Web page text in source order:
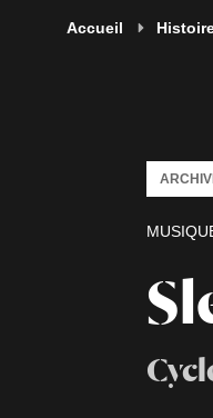
Accueil